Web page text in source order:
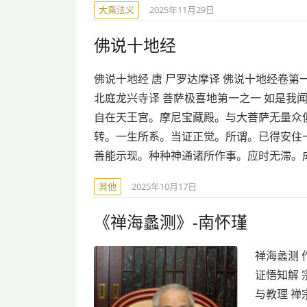
大乘法义 2025年11月29日
佛说十地经
佛说十地经 唐 尸罗达摩译 佛说十地经卷
北庭龙兴寺译 菩萨极喜地第一之一 如是我
自在天王宫。摩尼宝藏殿。与大菩萨无量
转。一生所系。当证正觉。所谓。已得安
善能示现。种种神通诸所作事。应时无滞
其他 2025年10月17日
《禅海蠡测》-南怀瑾
禅海蠡测
证悟知解
与教理 禅